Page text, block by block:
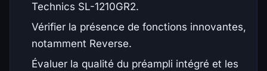
Technics SL-1210GR2.
Vérifier la présence de fonctions innovantes,
notamment Reverse.
Évaluer la qualité du préampli intégré et les